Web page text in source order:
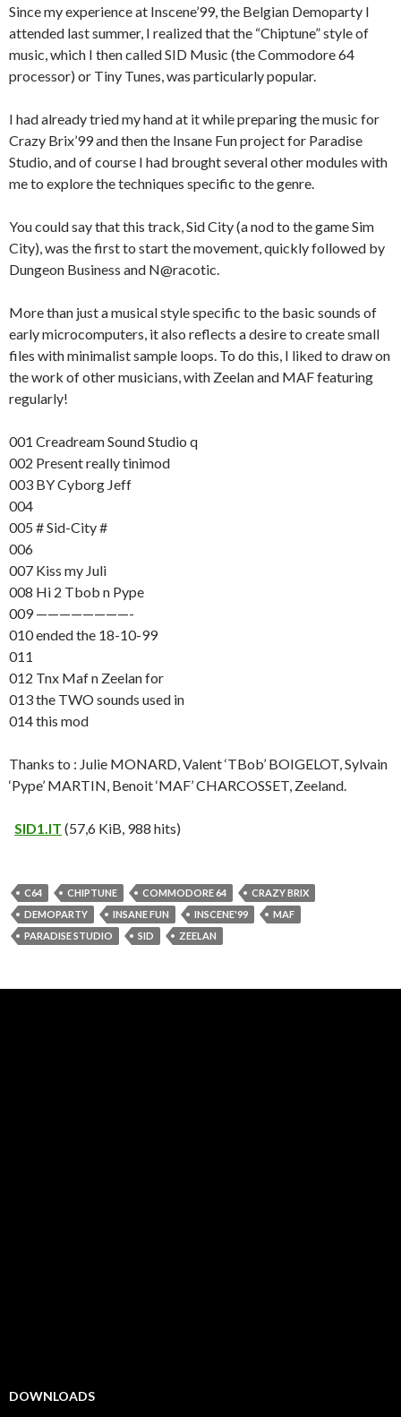
Since my experience at Inscene’99, the Belgian Demoparty I
attended last summer, I realized that the “Chiptune” style of
music, which I then called SID Music (the Commodore 64
processor) or Tiny Tunes, was particularly popular.
I had already tried my hand at it while preparing the music for
Crazy Brix’99 and then the Insane Fun project for Paradise
Studio, and of course I had brought several other modules with
me to explore the techniques specific to the genre.
You could say that this track, Sid City (a nod to the game Sim
City), was the first to start the movement, quickly followed by
Dungeon Business and N@racotic.
More than just a musical style specific to the basic sounds of
early microcomputers, it also reflects a desire to create small
files with minimalist sample loops. To do this, I liked to draw on
the work of other musicians, with Zeelan and MAF featuring
regularly!
001 Creadream Sound Studio q
002 Present really tinimod
003 BY Cyborg Jeff
004
005 # Sid-City #
006
007 Kiss my Juli
008 Hi 2 Tbob n Pype
009 ————————-
010 ended the 18-10-99
011
012 Tnx Maf n Zeelan for
013 the TWO sounds used in
014 this mod
Thanks to : Julie MONARD, Valent ‘TBob’ BOIGELOT, Sylvain
‘Pype’ MARTIN, Benoit ‘MAF’ CHARCOSSET, Zeeland.
SID1.IT (57,6 KiB, 988 hits)
C64 CHIPTUNE COMMODORE 64
CRAZY BRIX
DEMOPARTY
INSANE FUN INSCENE'99
MAF
PARADISE STUDIO
SID ZEELAN
DOWNLOADS